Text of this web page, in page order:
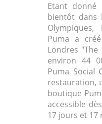
Etant donné
bientôt dans
Puma a
Londres
environ 44
Puma Social
restauration,
boutique
accessible
17 jours et 17